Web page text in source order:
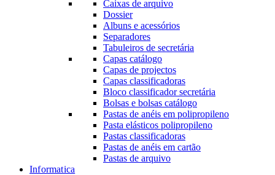
Caixas de arquivo
Dossier
Albuns e acessórios
Separadores
Tabuleiros de secretária
Capas catálogo
Capas de projectos
Capas classificadoras
Bloco classificador secretária
Bolsas e bolsas catálogo
Pastas de anéis em polipropileno
Pasta elásticos polipropileno
Pastas classificadoras
Pastas de anéis em cartão
Pastas de arquivo
Informatica